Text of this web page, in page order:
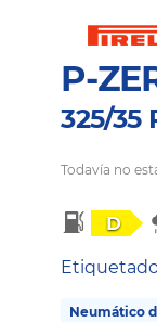
P-
325/35
Todavía no
D
Neumático